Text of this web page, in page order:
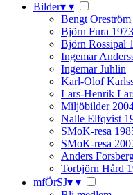
Bilder▾ ▾
Bengt Oreström
Björn Fura 1973
Björn Rossipal
Ingemar
Ingemar Juhlin
Karl-Olof
Lars-Henrik
Miljöbilder
Nalle Elfqvist
SMoK-resa
SMoK-resa
Anders
Torbjörn Hård
mfÖrSJ▾ ▾